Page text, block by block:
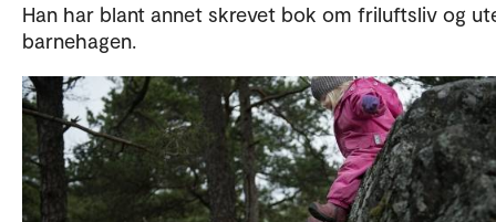
Han har blant annet skrevet bok om friluftsliv og
barnehagen.